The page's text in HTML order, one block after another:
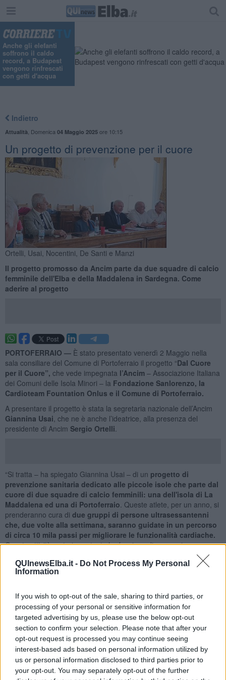
QUInewsElba.it - Do Not Process My Personal
Information
If you wish to opt-out of the sale, sharing to third parties, or
processing of your personal or sensitive information for
targeted advertising by us, please use the below opt-out
section to confirm your selection. Please note that after your
opt-out request is processed you may continue seeing
interest-based ads based on personal information utilized by
us or personal information disclosed to third parties prior to
your opt-out. You may separately opt-out of the further
Anche gli elefanti
soffrono il caldo
record, a Budapest
vengono rinfrescati
con getti d'acqua
Indietro
Attualità Domenica 04 Maggio 2025ore 10:15
Un progetto di prevenzione per il cuore
Ortelli, Usai, Nocentini, De Santi e Manzi
Il progetto promosso da Ancim parte da due squadre di calcio
femminile dell'Elba e della Maddalena in Sardegna. Come
aderire al progetto
PORTOFERRAIO — È stato presentato venerdì 2 Maggio nella
sala consiliare del Comune di Portoferraio il progetto “Dal Cuore
per il Cuore”, che vede impegnata l’Ancim– Associazione Italiana
dei Comuni delle Isola Minori – la Fondazione Sanlorenzo, la
Cardioteam Fountation Onlus e il Comune di Portoferraio.
A presentare il progetto è stata la segretaria nazionale dell’Ancim
Giannina Usai , che ne è anche l’ideatrice, alla presenza del
presidente di Ancim Sergio Ortelli
“Si tratta – ha spiegato Giannina Usai – di un progetto di
prevenzione sanitaria dedicato alle piccole isole che parte dal
cuore di due squadre di calcio femminili: una dell'isola di La
Maddalena ed una di Portoferraio . Queste atlete, per un anno, si
prenderanno cura di due gruppi di persone ultrasessantenni
che, due volte alla settimana, saranno guidate in un percorso
di circa 10 mila passi per migliorare le funzionalità cardiache.
Questa attività motoria costante ha funzione di prevenzione
sanitaria: meno patologie comportano meno terapie, quindi un
beneficio per le persone ma anche un beneficio per la finanza
sanitaria pubblica. Le isole minori, da sempre, lamentano servizi
istituzioni pubbliche e Associazioni private può contribuire a dare
qualche risposta senza neanche gravare sulla finanza pubblica”.
Fondazione Cardioteam, che è già stata presente a
Portoferraio con l’ iniziativa “Una vela per il cuore”, che si è tenuta
dal 14 al 26 aprile scorsi,supporterà il progetto facendo lo
screening cardiologicoiniziale al gruppo di persone che
parteciperanno al progetto e lo screening cardiologico adistanza
di un anno per verificare gli effetti di questa attività motoria in